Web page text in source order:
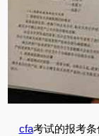
cfa考试的报考条